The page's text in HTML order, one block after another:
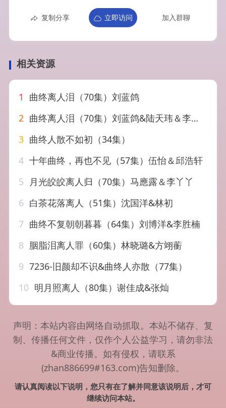
复制分享 立即访问 加入群聊
相关资源
1
曲终离人泪（70集）刘蓝鸽
2 曲终离人泪（70集）刘蓝鸽&陆天玮＆李冠霖
3 曲终人散不如初（34集）
4 十年曲终，再也不见（57集）伍怡＆邱浩轩
5
月光皎皎离人归（70集）马應露＆李丫丫
6 白茶花落离人（51集）沈国洋&林初
7 曲终不复朝朝暮暮（64集）刘博洋&李胜楠
8 胭脂泪离人罪（60集）林晓璐&方翊蘅
9 7236-旧颜却不识&曲终人亦散（77集）
10 明月照离人（80集）谢佳成&张灿
声明：本站内容由网络自动抓取。本站不储存、复
制、传播任何文件，仅作个人公益学习，请勿非法
&商业传播。如有侵权，请联系
(zhan886699#163.com)告知删除。
请认真阅读以下说明，您只有在了解并同意该说明后，才可
继续访问本站。